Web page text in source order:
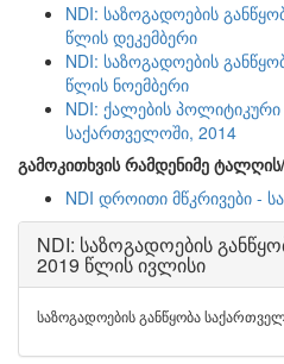
NDI: საზოგადოების
წლის დეკემბერი
NDI: საზოგადოების
წლის ნოემბერი
NDI: ქალების
საქართველოში, 2014
გამოკითხვის რამდენიმე
NDI დროითი მწკრივები -
NDI: საზოგადოების
2019 წლის ივლისი
საზოგადოების განწყობა